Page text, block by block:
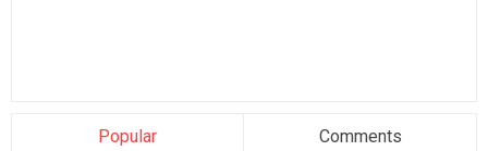
Popular Comments